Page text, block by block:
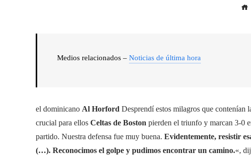
Medios relacionados – Noticias de última hora
el dominicano Al Horford Desprendí estos milagros que contenían
crucial para ellos Celtas de Boston pierden el triunfo y marcan 3-0
partido. Nuestra defensa fue muy buena. Evidentemente, resistir
(…). Reconocimos el golpe y pudimos encontrar un camino.«,